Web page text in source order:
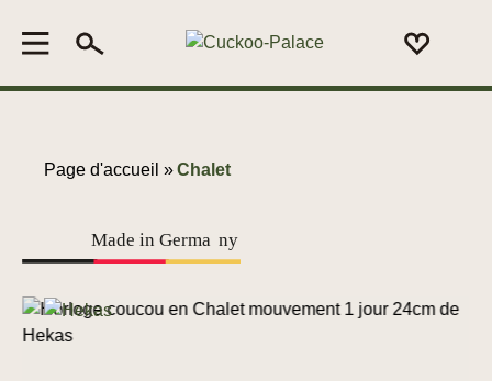
Page d'accueil »Chalet
Made in Germa ny